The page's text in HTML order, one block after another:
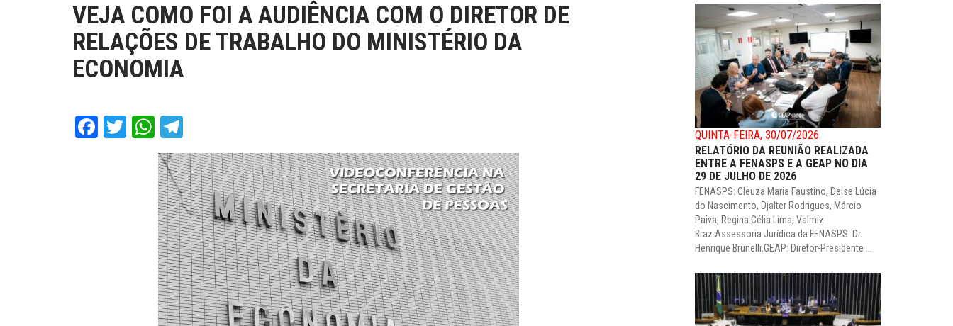
VEJA COMO FOI A AUDIÊNCIA COM O DIRETOR DE
RELAÇÕES DE TRABALHO DO MINISTÉRIO DA
ECONOMIA
Facebook
TwitterWhatsApp
QUINTA-FEIRA, 30/07/2026
RELATÓRIO DA REUNIÃO REALIZADA
ENTRE A FENASPS E A GEAP NO DIA
29 DE JULHO DE 2026
FENASPS: Cleuza Maria Faustino, Deise Lúcia
do Nascimento, Djalter Rodrigues, Márcio
Paiva, Regina Célia Lima, Valmiz
Braz.Assessoria Jurídica da FENASPS: Dr.
Henrique Brunelli.GEAP: Diretor-Presidente ...